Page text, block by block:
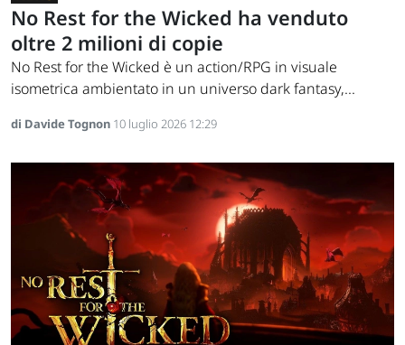
No Rest for the Wicked ha venduto
oltre 2 milioni di copie
No Rest for the Wicked è un action/RPG in visuale
isometrica ambientato in un universo dark fantasy,...
di Davide Tognon 10 luglio 2026 12:29